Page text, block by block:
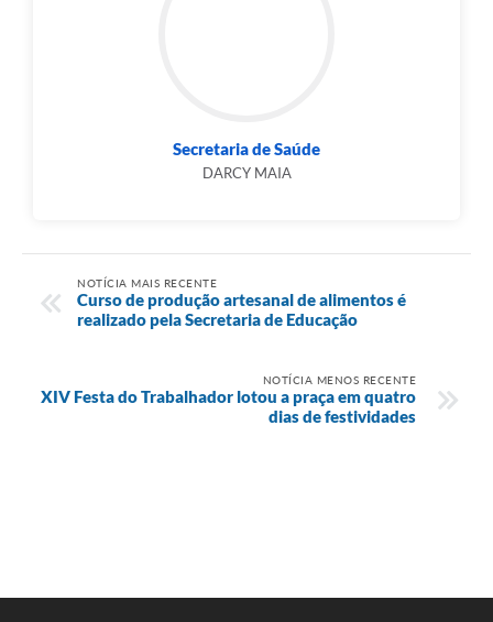
Secretaria de Saúde
DARCY MAIA
NOTÍCIA MAIS RECENTE
Curso de produção artesanal de alimentos é
realizado pela Secretaria de Educação
NOTÍCIA MENOS RECENTE
XIV Festa do Trabalhador lotou a praça em quatro
dias de festividades